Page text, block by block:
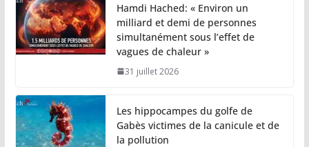
Hamdi Hached: « Environ un
milliard et demi de personnes
simultanément sous l’effet de
vagues de chaleur »
31 juillet 2026
Les hippocampes du golfe de
Gabès victimes de la canicule et de
la pollution